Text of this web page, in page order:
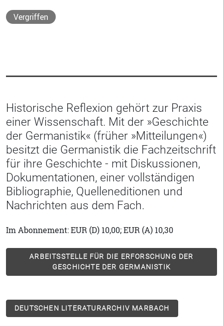
Vergriffen
Historische Reflexion gehört zur Praxis
einer Wissenschaft. Mit der »Geschichte
der Germanistik« (früher »Mitteilungen«)
besitzt die Germanistik die Fachzeitschrift
für ihre Geschichte - mit Diskussionen,
Dokumentationen, einer vollständigen
Bibliographie, Quelleneditionen und
Nachrichten aus dem Fach.
Im Abonnement: EUR (D) 10,00; EUR (A) 10,30
ARBEITSSTELLE FÜR DIE ERFORSCHUNG DER
GESCHICHTE DER GERMANISTIK
DEUTSCHEN LITERATURARCHIV MARBACH